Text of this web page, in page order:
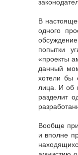
В
одного
попытки
«проекты
данный
хотели бы
лица. И об
разделит
Вообще
и вполне